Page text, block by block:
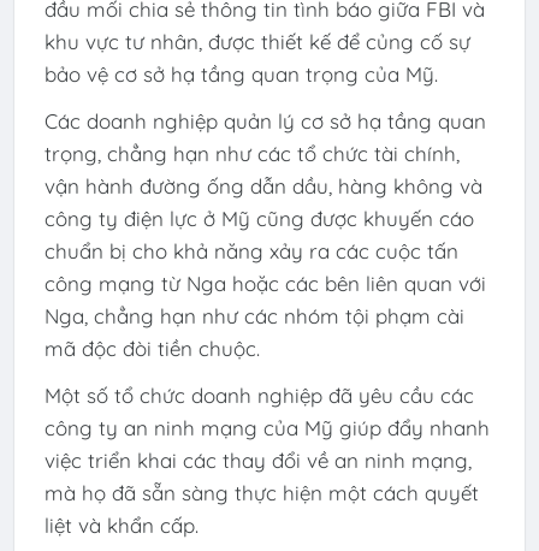
đầu mối chia sẻ thông tin tình báo giữa FBI và
khu vực tư nhân, được thiết kế để củng cố sự
bảo vệ cơ sở hạ tầng quan trọng của Mỹ.
Các doanh nghiệp quản lý cơ sở hạ tầng quan
trọng, chẳng hạn như các tổ chức tài chính,
vận hành đường ống dẫn dầu, hàng không và
công ty điện lực ở Mỹ cũng được khuyến cáo
chuẩn bị cho khả năng xảy ra các cuộc tấn
công mạng từ Nga hoặc các bên liên quan với
Nga, chẳng hạn như các nhóm tội phạm cài
mã độc đòi tiền chuộc.
Một số tổ chức doanh nghiệp đã yêu cầu các
công ty an ninh mạng của Mỹ giúp đẩy nhanh
việc triển khai các thay đổi về an ninh mạng,
mà họ đã sẵn sàng thực hiện một cách quyết
liệt và khẩn cấp.